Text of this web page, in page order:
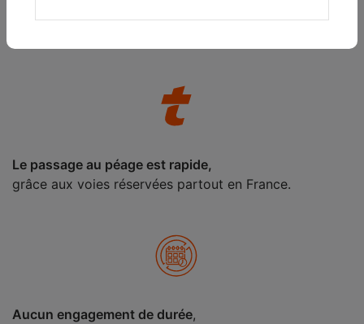
Le passage au péage est rapide,
grâce aux voies réservées partout en France.
Aucun engagement de durée,